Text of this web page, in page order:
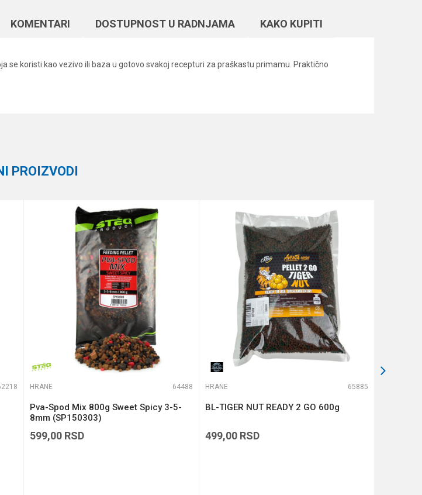
KOMENTARI DOSTUPNOST U RADNJAMA KAKO KUPITI
se koristi kao vezivo ili baza u gotovo svakoj recepturi za praškastu primamu. Praktično
PROIZVODI
HRANE 64488
Pva-Spod Mix 800g Sweet Spicy 3-5-
8mm (SP150303)
599,00 RSD
HRANE 65885
BL-TIGER NUT READY 2 GO 600g
499,00 RSD